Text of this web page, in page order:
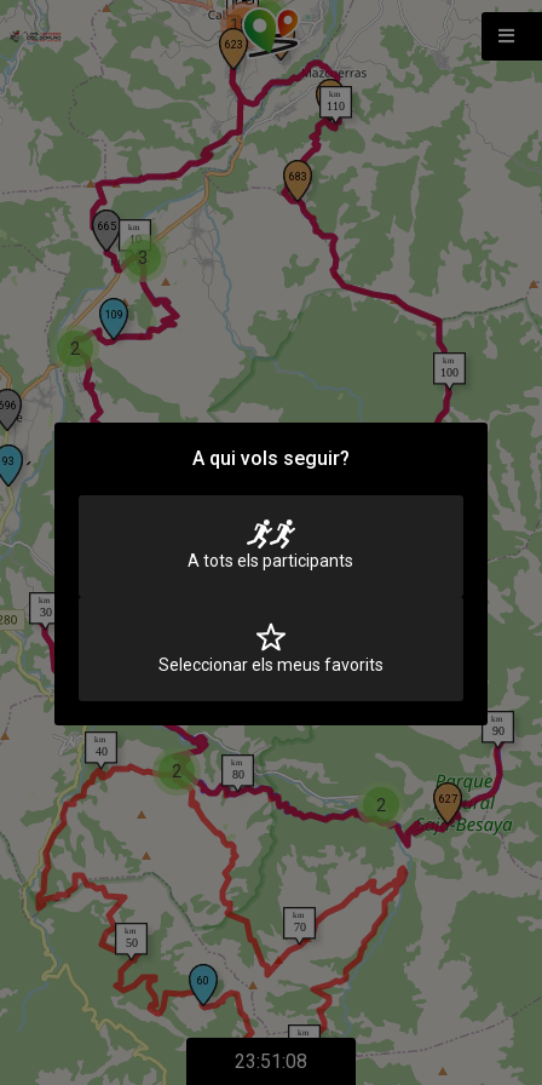
A qui vols seguir?
A tots els participants
Seleccionar els meus favorits
2
2
2
3
2
182
23:51:08